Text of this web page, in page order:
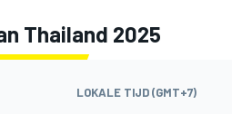
Thailand 2025
LOKALE TIJD (GMT+7)